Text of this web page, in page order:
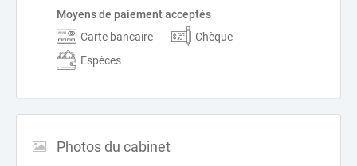
Moyens de paiement acceptés
Carte bancaire
Chèque
Espèces
Photos du cabinet